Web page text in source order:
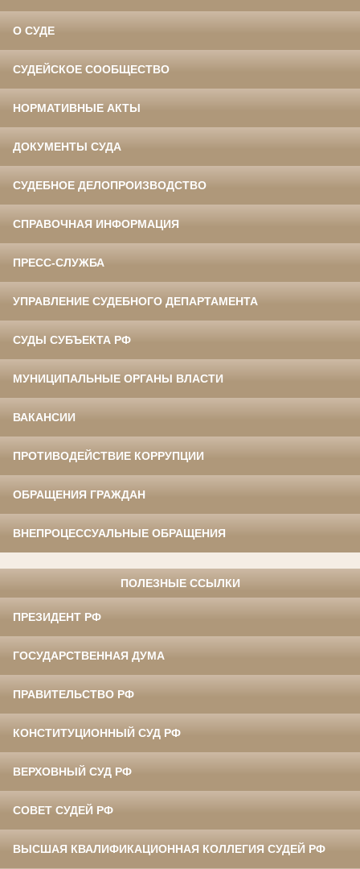
О СУДЕ
СУДЕЙСКОЕ СООБЩЕСТВО
НОРМАТИВНЫЕ АКТЫ
ДОКУМЕНТЫ СУДА
СУДЕБНОЕ ДЕЛОПРОИЗВОДСТВО
СПРАВОЧНАЯ ИНФОРМАЦИЯ
ПРЕСС-СЛУЖБА
УПРАВЛЕНИЕ СУДЕБНОГО ДЕПАРТАМЕНТА
СУДЫ СУБЪЕКТА РФ
МУНИЦИПАЛЬНЫЕ ОРГАНЫ ВЛАСТИ
ВАКАНСИИ
ПРОТИВОДЕЙСТВИЕ КОРРУПЦИИ
ОБРАЩЕНИЯ ГРАЖДАН
ВНЕПРОЦЕССУАЛЬНЫЕ ОБРАЩЕНИЯ
ПОЛЕЗНЫЕ ССЫЛКИ
ПРЕЗИДЕНТ РФ
ГОСУДАРСТВЕННАЯ ДУМА
ПРАВИТЕЛЬСТВО РФ
КОНСТИТУЦИОННЫЙ СУД РФ
ВЕРХОВНЫЙ СУД РФ
СОВЕТ СУДЕЙ РФ
ВЫСШАЯ КВАЛИФИКАЦИОННАЯ КОЛЛЕГИЯ СУДЕЙ РФ